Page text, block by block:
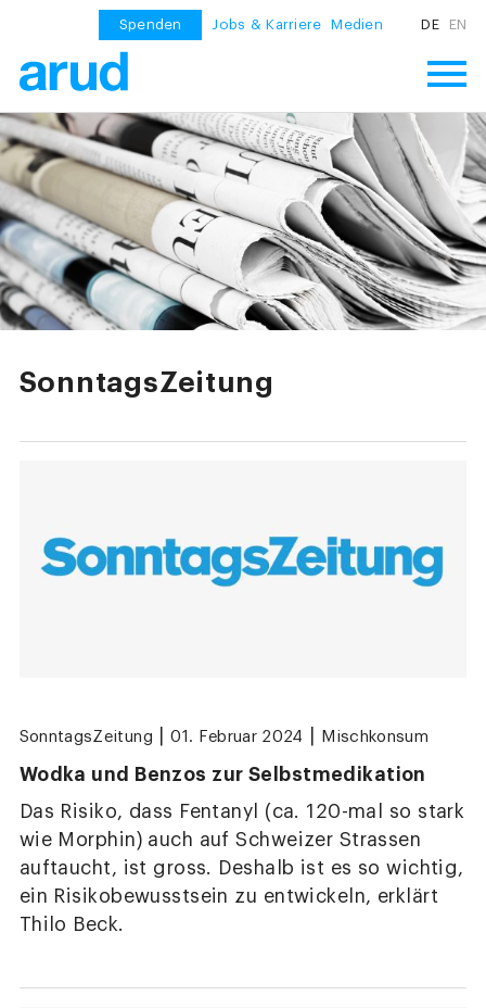
Spenden Jobs & Karriere Medien DE EN
SonntagsZeitung
SonntagsZeitung 01. Februar 2024 Mischkonsum
Wodka und Benzos zur Selbstmedikation
Das Risiko, dass Fentanyl (ca. 120-mal so stark
wie Morphin) auch auf Schweizer Strassen
auftaucht, ist gross. Deshalb ist es so wichtig,
ein Risikobewusstsein zu entwickeln, erklärt
Thilo Beck.